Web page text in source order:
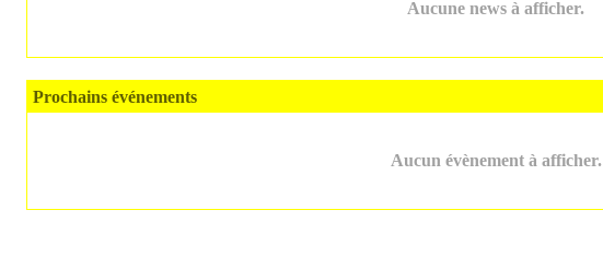
Aucune news à afficher.
Prochains événements
Aucun évènement à afficher.